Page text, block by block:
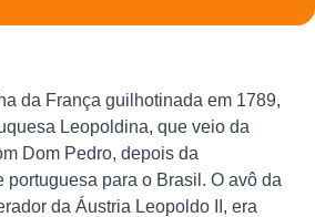
da França guilhotinada em 1789,
Leopoldina, que veio da
Dom Pedro, depois da
portuguesa para o Brasil. O avô da
da Áustria Leopoldo II, era